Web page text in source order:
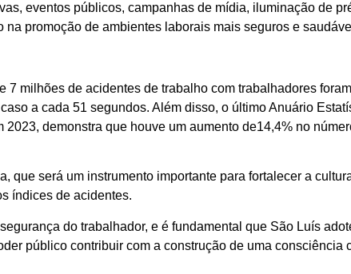
eventos públicos, campanhas de mídia, iluminação de
promoção de ambientes laborais mais seguros e
milhões de acidentes de trabalho com trabalhadores
a cada 51 segundos. Além disso, o último Anuário
demonstra que houve um aumento de14,4% no
que será um instrumento importante para fortalecer a
índices de acidentes.
do trabalhador, e é fundamental que São Luís
público contribuir com a construção de uma consciência